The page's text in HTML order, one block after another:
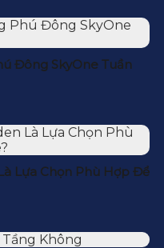
Đông SkyOne Tuần
Lựa Chọn Phù Hợp Để